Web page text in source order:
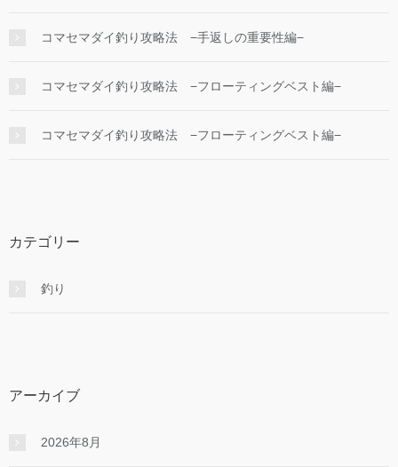
コマセマダイ釣り攻略法 −手返しの重要性編−
コマセマダイ釣り攻略法 −フローティングベスト編−
コマセマダイ釣り攻略法 −フローティングベスト編−
カテゴリー
釣り
アーカイブ
2026年8月